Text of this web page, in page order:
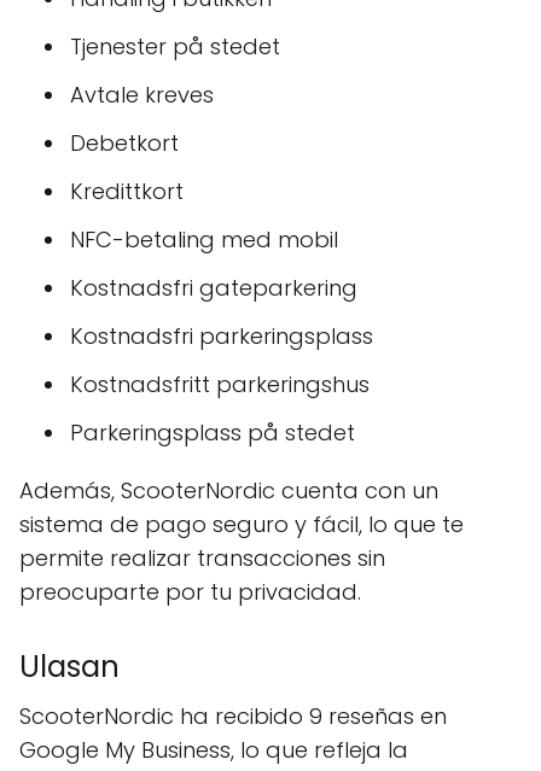
Tjenester på stedet
Avtale kreves
Debetkort
Kredittkort
NFC-betaling med mobil
Kostnadsfri gateparkering
Kostnadsfri parkeringsplass
Kostnadsfritt parkeringshus
Parkeringsplass på stedet
Además, ScooterNordic cuenta con un
sistema de pago seguro y fácil, lo que te
permite realizar transacciones sin
preocuparte por tu privacidad.
Ulasan
ScooterNordic ha recibido 9 reseñas en
Google My Business, lo que refleja la